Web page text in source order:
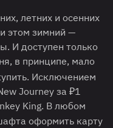
летних и осенних
этом зимний —
И доступен только
в принципе, мало
Исключением
Journey за ₽1
King. В любом
оформить карту